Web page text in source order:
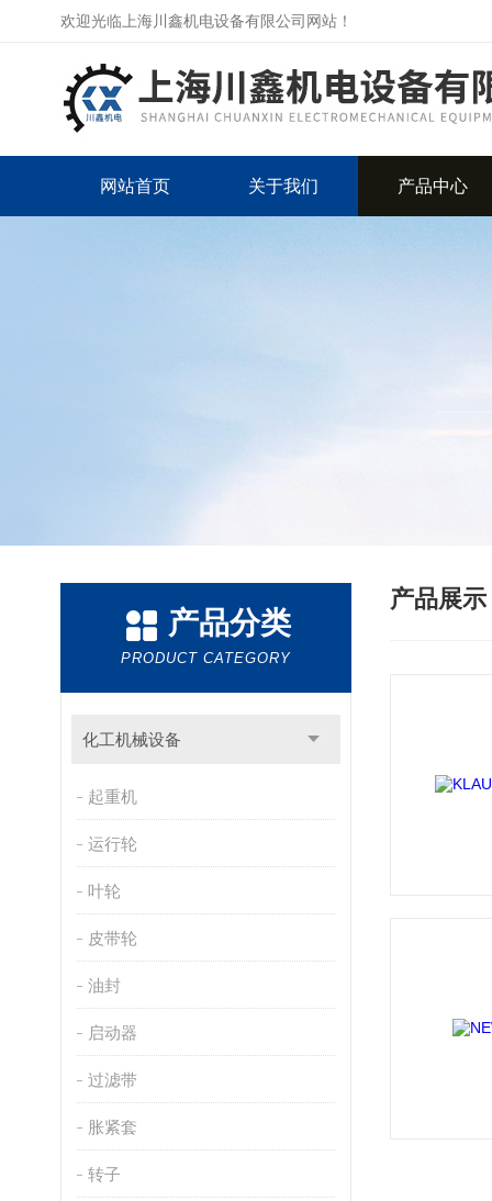
欢迎光临上海川鑫机电设备有限公司网站！
网站首页 关于我们 产品中心
产品分类
PRODUCT CATEGORY
化工机械设备
起重机
运行轮
叶轮
皮带轮
油封
启动器
过滤带
胀紧套
转子
产品展示